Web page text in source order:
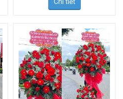
Chi tiết